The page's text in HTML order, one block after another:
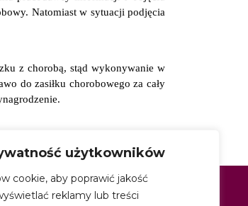
użytkowników
cookie, aby poprawić jakość
reklamy lub treści
Natomiast w sytuacji podjęcia
z chorobą, stąd wykonywanie w
do zasiłku chorobowego za cały